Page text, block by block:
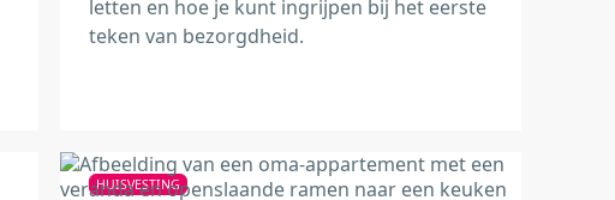
letten en hoe je kunt ingrijpen bij het eerste
teken van bezorgdheid.
HUISVESTING